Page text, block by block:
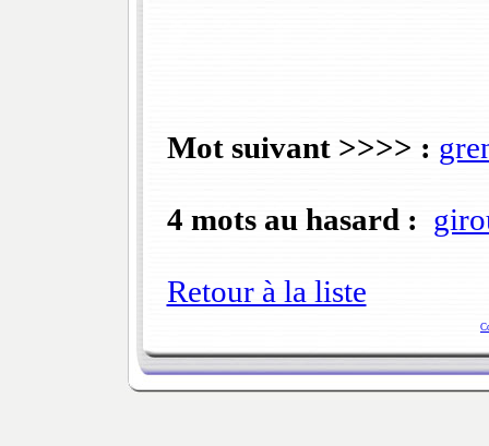
Mot suivant >>>> :
4 mots au hasard :
Retour à la liste